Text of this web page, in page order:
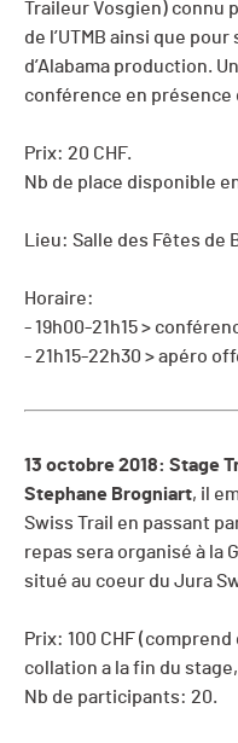
Traileur Vosgien) connu
de l’UTMB ainsi que
d’Alabama production.
conférence en présence
Prix: 20 CHF.
Nb de place disponible
Lieu: Salle des Fêtes de
Horaire:
- 19h00-21h15 >
- 21h15-22h30 > apéro
13 octobre 2018: Stage
Stephane Brogniart, il
Swiss Trail en passant
repas sera organisé à la
situé au coeur du Jura
Prix: 100 CHF
collation a la fin du
Nb de participants: 20.